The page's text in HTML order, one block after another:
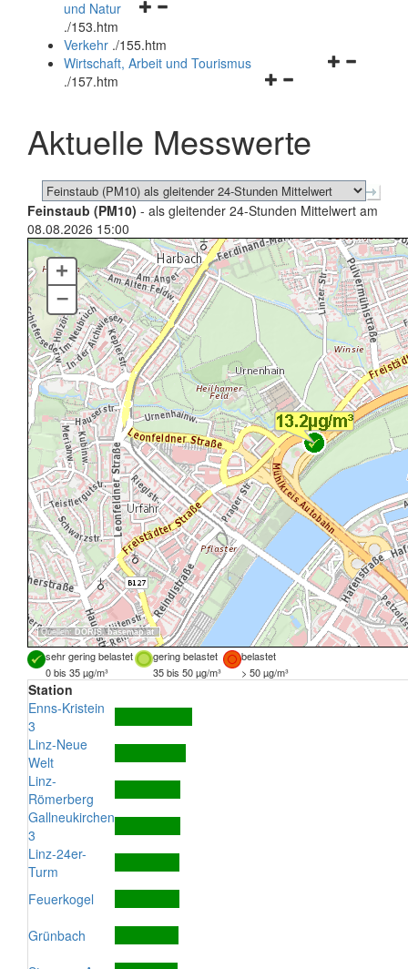
Navigationsmenü
und
schließen
und Natur
./153.htm
Verkehr ./155.htm
Navigationsmenü
schließen
Wirtschaft, Arbeit und Tourismus
./157.htm
Aktuelle Messwerte
Feinstaub (PM10) - als gleitender 24-Stunden Mittelwert am
08.08.2026 15:00
Quellen: DORIS,basemap.at
+
–
sehr gering belastet gering belastet
belastet
0 bis 35 µg/m³
35 bis 50 µg/m³ > 50 µg/m³
Station
Enns-Kristein
3
Linz-Neue
Welt
Linz-
Römerberg
Gallneukirchen
3
Linz-24er-
Turm
Feuerkogel
Grünbach